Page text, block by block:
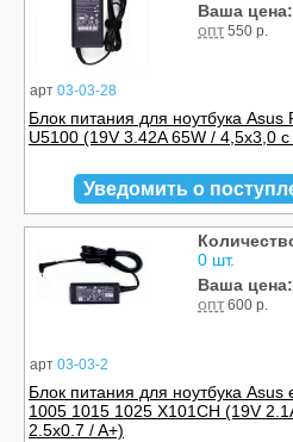
арт 03-03-28
Ваша цена:
опт 550 р.
Блок питания для ноутбука Asus
U5100 (19V 3.42A 65W / 4,5x3,0 с
Уведомить о
арт 03-03-2
0 шт.
Ваша цена:
опт 600 р.
Блок питания для ноутбука Asus
1005 1015 1025 X101CH (19V
2.5x0.7 / A+)